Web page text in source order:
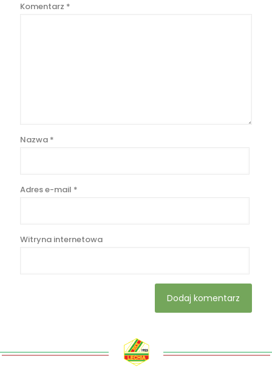
Komentarz *
Nazwa *
Adres e-mail *
Witryna internetowa